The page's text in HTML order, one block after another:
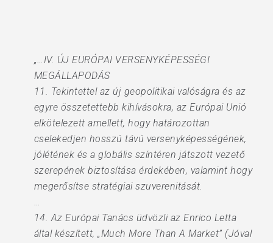
„…IV. ÚJ EURÓPAI VERSENYKÉPESSÉGI
MEGÁLLAPODÁS
11. Tekintettel az új geopolitikai valóságra és az
egyre összetettebb kihívásokra, az Európai Unió
elkötelezett amellett, hogy határozottan
cselekedjen hosszú távú versenyképességének,
jólétének és a globális színtéren játszott vezető
szerepének biztosítása érdekében, valamint hogy
megerősítse stratégiai szuverenitását.
…
14. Az Európai Tanács üdvözli az Enrico Letta
által készített, „Much More Than A Market” (Jóval